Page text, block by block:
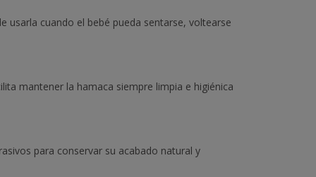
usarla cuando el bebé pueda sentarse, voltearse
mantener la hamaca siempre limpia e higiénica
para conservar su acabado natural y